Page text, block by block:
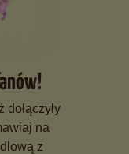
dołączyły
na
z